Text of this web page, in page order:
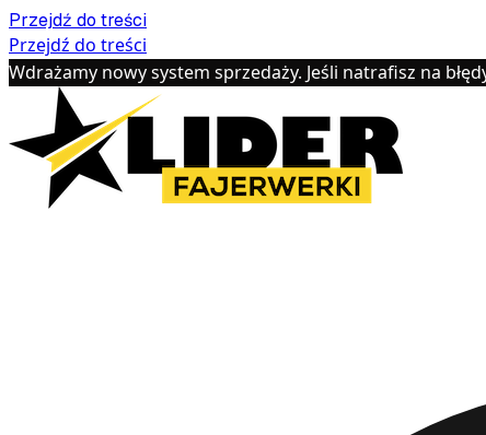
Przejdź do treści
Przejdź do treści
Wdrażamy nowy system sprzedaży. Jeśli natrafisz na